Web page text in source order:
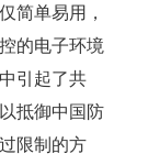
简单易用，
的电子环境
引起了共
抵御中国防
限制的方